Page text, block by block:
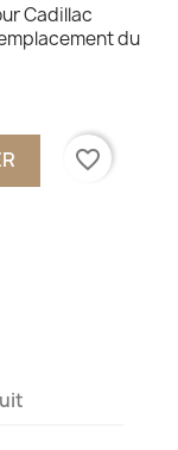
Cadillac
du
favorite_border